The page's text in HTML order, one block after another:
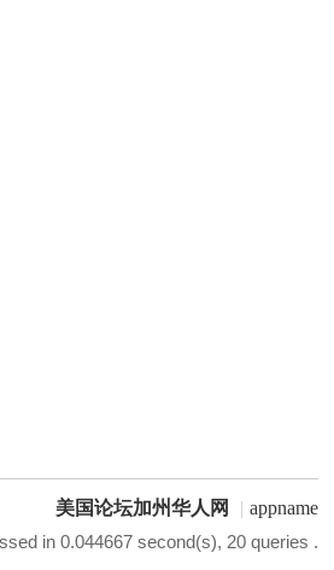
美国论坛加州华人网 | appname
in 0.044667 second(s), 20 queries .